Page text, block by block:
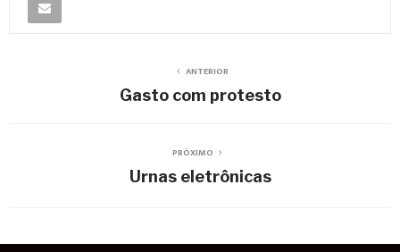
ANTERIOR
Gasto com protesto
PRÓXIMO
Urnas eletrônicas